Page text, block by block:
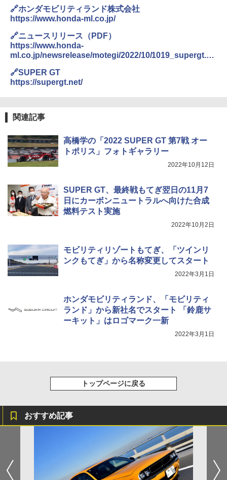
🔗ホンダモビリティランド株式会社
https://www.honda-ml.co.jp/
🔗ニュースリリース（PDF）
https://www.honda-
ml.co.jp/newsrelease/motegi/2022/10/1019_supergt.pd
🔗SUPER GT
https://supergt.net/
関連記事
高橋学の「2022 SUPER GT 第7戦 オー
トポリス」フォトギャラリー
2022年10月12日
SUPER GT、最終戦もてぎ翌日の11月7
日にカーボンニュートラルへ向けた合成
燃料テスト実施
2022年10月2日
モビリティリゾートもてぎ、「ツインリ
ンクもてぎ」から名称変更してスタート
2022年3月1日
ホンダモビリティランド、「モビリティ
ランド」から新社名でスタート 「鈴鹿サ
ーキット」はロゴマーク一新
2022年3月1日
トップページに戻る
おすすめ記事